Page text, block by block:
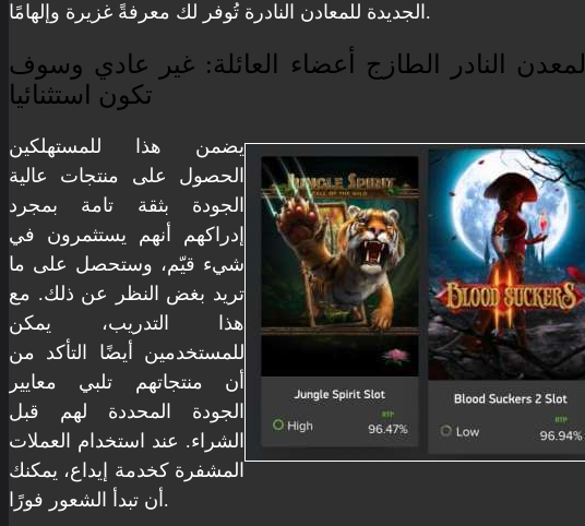
الجديدة للمعادن النادرة تُوفر لك معرفةً غزيرة وإلهامًا.
المعدن النادر الطازج أعضاء العائلة: غير عادي وسوف
تكون استثنائيا
يضمن هذا للمستهلكين
الحصول على منتجات عالية
الجودة بثقة تامة بمجرد
إدراكهم أنهم يستثمرون في
شيء قيّم، وستحصل على ما
تريد بغض النظر عن ذلك. مع
هذا التدريب، يمكن
للمستخدمين أيضًا التأكد من
أن منتجاتهم تلبي معايير
الجودة المحددة لهم قبل
الشراء. عند استخدام العملات
المشفرة كخدمة إيداع، يمكنك
أن تبدأ الشعور فورًا.